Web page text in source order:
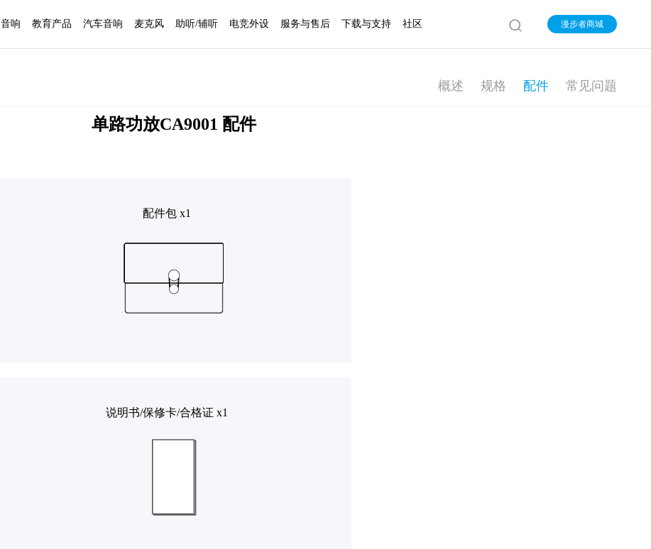
音响 教育产品 汽车音响 麦克风 助听/辅听 电竞外设 服务与售后 下载与支持 社区 漫步者商城
概述 规格 配件 常见问题
单路功放CA9001 配件
配件包 x1
说明书/保修卡/合格证 x1